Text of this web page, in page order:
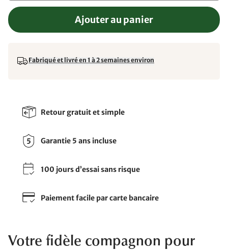
Ajouter au panier
Fabriqué et livré en 1 à 2 semaines environ
Retour gratuit et simple
Garantie 5 ans incluse
100 jours d’essai sans risque
Paiement facile par carte bancaire
Votre fidèle compagnon pour